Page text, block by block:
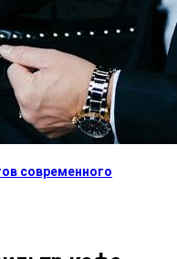
современного